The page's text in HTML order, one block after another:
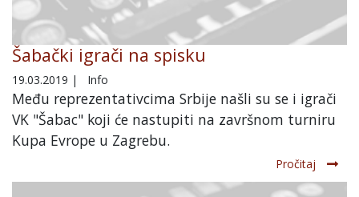
Šabački igrači na spisku
19.03.2019 | Info
Među reprezentativcima Srbije našli su se i igrači
VK "Šabac" koji će nastupiti na završnom turniru
Kupa Evrope u Zagrebu.
Pročitaj